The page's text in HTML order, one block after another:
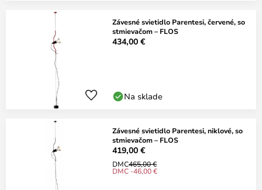
Závesné svietidlo Parentesi, červené, so
stmievačom – FLOS
434,00 €
Na sklade
Závesné svietidlo Parentesi, niklové, so
stmievačom – FLOS
419,00 €
DMC465,00 €
DMC -46,00 €